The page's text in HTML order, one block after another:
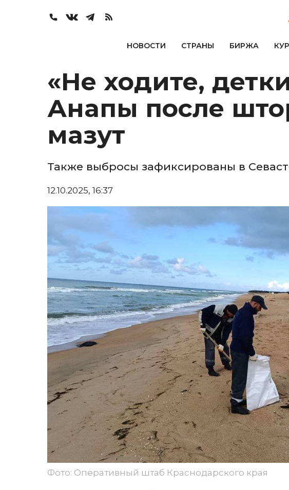
НОВОСТИ СТРАНЫ БИРЖА
«Не ходите,
Анапы после
мазут
Также выбросы зафиксированы в
12.10.2025, 16:37
Фото: Оперативный штаб Краснодарского края